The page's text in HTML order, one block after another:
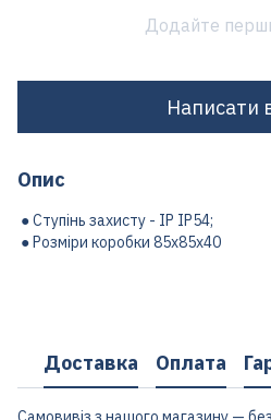
Додайте
Написати
Опис
● Ступінь захисту - IP IP54;
● Розміри коробки 85х85х40
Доставка Оплата